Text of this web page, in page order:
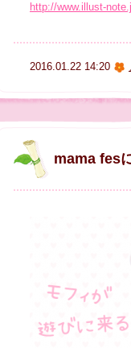
http://www.illust-
2016.01.22 14:20
mama fes